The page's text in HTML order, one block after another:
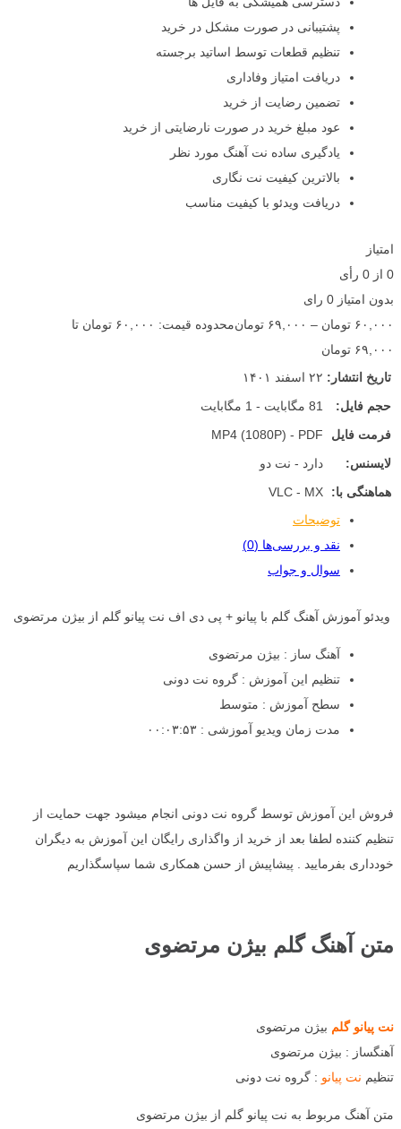
پشتیبانی در صورت مشکل در خرید
تنظیم قطعات توسط اساتید برجسته
دریافت امتیاز وفاداری
تضمین رضایت از خرید
عود مبلغ خرید در صورت نارضایتی از خرید
یادگیری ساده نت آهنگ مورد نظر
بالاترین کیفیت نت نگاری
دریافت ویدئو با کیفیت مناسب
امتیاز
0 از 0 رأی
بدون امتیاز 0 رای
۶۰,۰۰۰ تومان – ۶۹,۰۰۰ تومان
محدوده قیمت: ۶۰,۰۰۰ تومان تا
۶۹,۰۰۰ تومان
تاریخ انتشار: ۲۲ اسفند ۱۴۰۱
حجم فایل:
81 مگابایت - 1 مگابایت
فرمت فایل
MP4 (1080P) - PDF
لایسنس:
دارد - نت دو
هماهنگی با:
VLC - MX
توضیحات
نقد و بررسی‌ها (0)
سوال و جواب
ویدئو آموزش آهنگ گلم با پیانو + پی دی اف نت پیانو گلم از بیژن مرتضوی
آهنگ ساز : بیژن مرتضوی
تنظیم این آموزش : گروه نت دونی
سطح آموزش : متوسط
مدت زمان ویدیو آموزشی : ۰۰:۰۳:۵۳
فروش این آموزش توسط گروه نت دونی انجام میشود جهت حمایت از
تنظیم کننده لطفا بعد از خرید از واگذاری رایگان این آموزش به دیگران
خودداری بفرمایید . پیشاپیش از حسن همکاری شما سپاسگذاریم
متن آهنگ گلم بیژن مرتضوی
نت پیانو گلم بیژن مرتضوی
آهنگساز : بیژن مرتضوی
تنظیم نت پیانو : گروه نت دونی
متن آهنگ مربوط به نت پیانو گلم از بیژن مرتضوی